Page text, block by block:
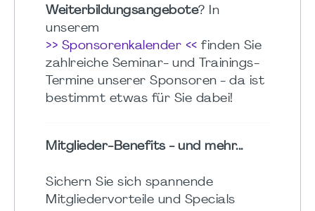
Weiterbildungsangebote? In
unserem
>> Sponsorenkalender << finden Sie
zahlreiche Seminar- und Trainings-
Termine unserer Sponsoren - da ist
bestimmt etwas für Sie dabei!
Mitglieder-Benefits - und mehr...
Sichern Sie sich spannende
Mitgliedervorteile und Specials